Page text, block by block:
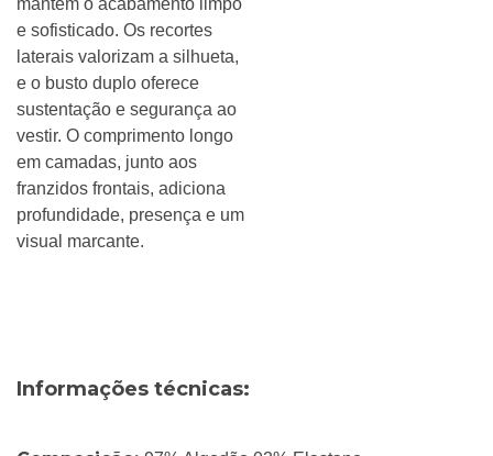
e sofisticado. Os recortes
laterais valorizam a silhueta,
e o busto duplo oferece
sustentação e segurança ao
vestir. O comprimento longo
em camadas, junto aos
franzidos frontais, adiciona
profundidade, presença e um
visual marcante.
Informações técnicas: